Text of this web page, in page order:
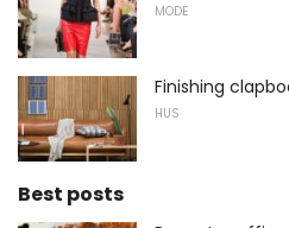
MODE
Finishing
HUS
Best posts